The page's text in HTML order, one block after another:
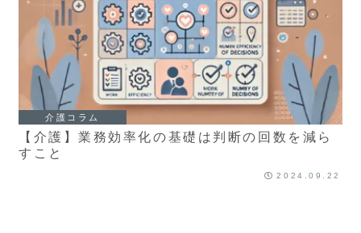
介護コラム
【介護】業務効率化の基礎は判断の回数を減ら
すこと
2024.09.22